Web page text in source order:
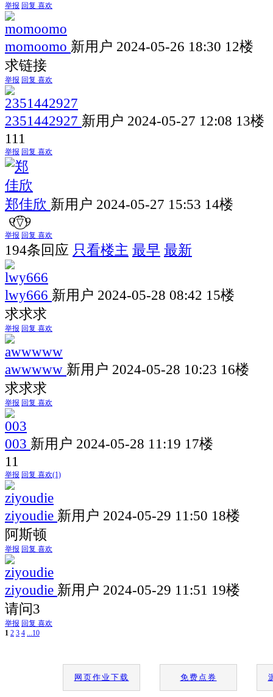
举报 回复 喜欢
momoomo 新用户 2024-05-26 18:30 12楼
求链接
举报 回复 喜欢
2351442927 新用户 2024-05-27 12:08 13楼
111
举报 回复 喜欢
郑佳欣 新用户 2024-05-27 15:53 14楼
୧⍢⃝୨
举报 回复 喜欢
194条回应 只看楼主 最早 最新
lwy666 新用户 2024-05-28 08:42 15楼
求求求
举报 回复 喜欢
awwwww 新用户 2024-05-28 10:23 16楼
求求求
举报 回复 喜欢
003 新用户 2024-05-28 11:19 17楼
11
举报 回复 喜欢(1)
ziyoudie 新用户 2024-05-29 11:50 18楼
阿斯顿
举报 回复 喜欢
ziyoudie 新用户 2024-05-29 11:51 19楼
请问3
举报 回复 喜欢
1 2 3 4 ...10
网页作业下载 免费点券